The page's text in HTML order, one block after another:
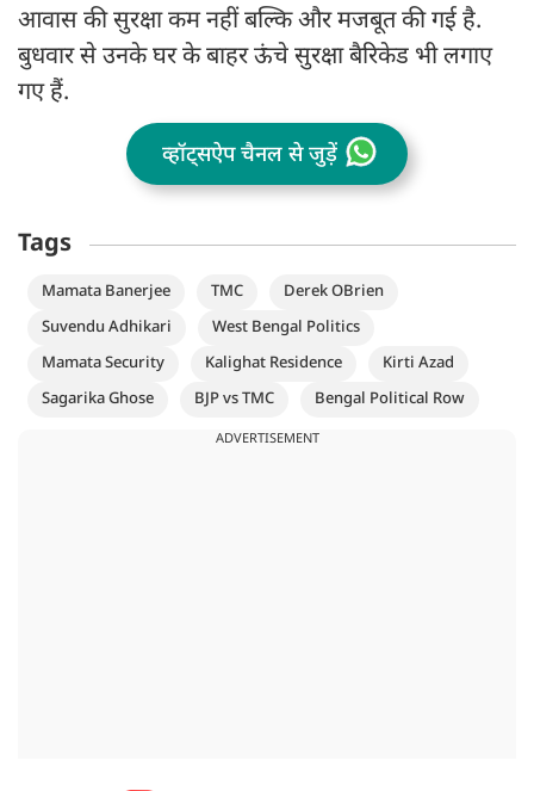
आवास की सुरक्षा कम नहीं बल्कि और मजबूत की गई है.
बुधवार से उनके घर के बाहर ऊंचे सुरक्षा बैरिकेड भी लगाए
गए हैं.
व्हॉट्सऐप चैनल से जुड़ें
Tags
Mamata Banerjee TMC
Derek OBrien
Suvendu Adhikari
West Bengal Politics
Mamata Security
Kalighat Residence
Kirti Azad
Sagarika Ghose
BJP vs TMC Bengal Political Row
ADVERTISEMENT